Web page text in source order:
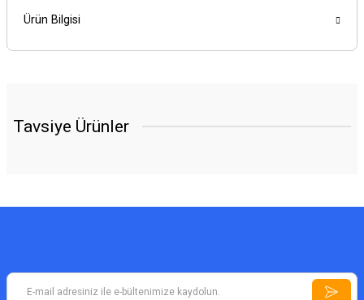
Ürün Bilgisi
Tavsiye Ürünler